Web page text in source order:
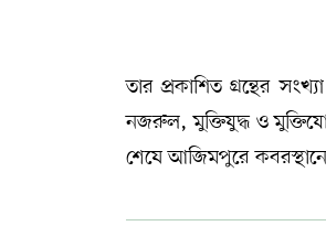
তার প্রকাশিত গ্রন্থের
নজরুল, মুক্তিযুদ্ধ ও
শেষে আজিমপুরে